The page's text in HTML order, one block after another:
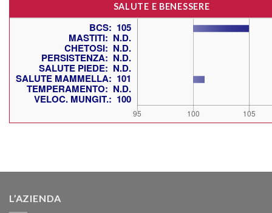
SALUTE E BENESSERE
L’AZIENDA